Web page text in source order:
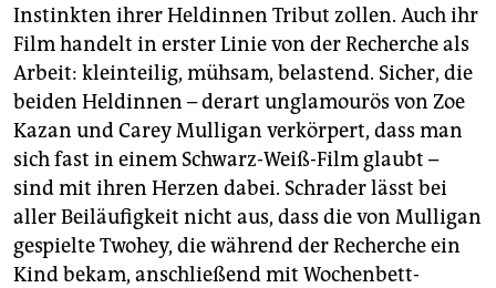
Instinkten ihrer Heldinnen Tribut zollen. Auch ihr
Film handelt in erster Linie von der Recherche als
Arbeit: kleinteilig, mühsam, belastend. Sicher, die
beiden Heldinnen – derart unglamourös von Zoe
Kazan und Carey Mulligan verkörpert, dass man
sich fast in einem Schwarz-Weiß-Film glaubt –
sind mit ihren Herzen dabei. Schrader lässt bei
aller Beiläufigkeit nicht aus, dass die von Mulligan
gespielte Twohey, die während der Recherche ein
Kind bekam, anschließend mit Wochenbett-